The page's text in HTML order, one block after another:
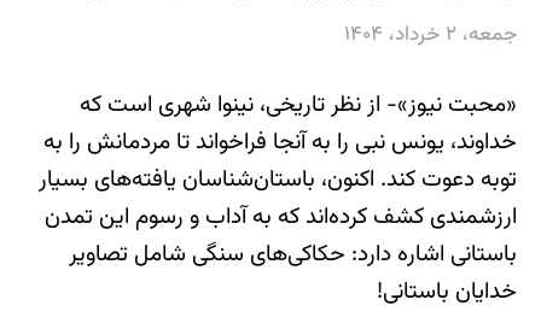
جمعه، ۲ خرداد، ۱۴۰۴
«محبت نیوز»- از نظر تاریخی، نینوا شهری است که
خداوند، یونس نبی را به آنجا فراخواند تا مردمانش را به
توبه دعوت کند. اکنون، باستان‌شناسان یافته‌های بسیار
ارزشمندی کشف کرده‌اند که به آداب و رسوم این تمدن
باستانی اشاره دارد: حکاکی‌های سنگی شامل تصاویر
خدایان باستانی!